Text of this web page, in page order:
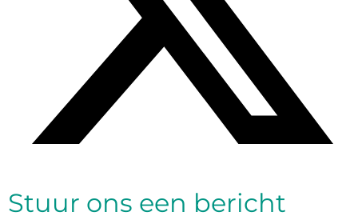
Stuur ons een bericht